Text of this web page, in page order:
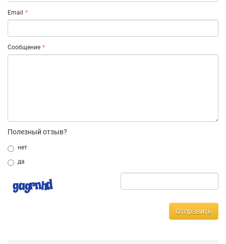
Email
Сообщение
Полезный отзыв?
нет
да
Отправить